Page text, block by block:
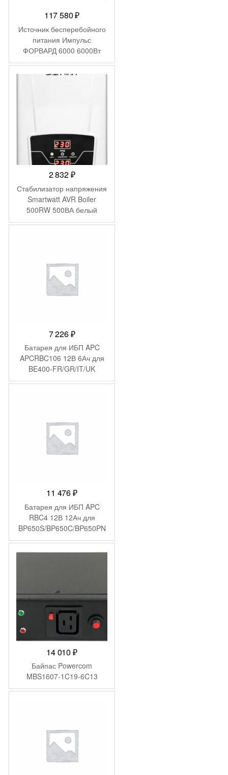
117 580₽
Источник бесперебойного
питания Импульс
ФОРВАРД 6000 6000Вт
6000ВА черный
2 832₽
Стабилизатор напряжения
Smartwatt AVR Boiler
500RW 500ВА белый
7 226₽
Батарея для ИБП APC
APCRBC106 12В 6Ач для
BE400-FR/GR/IT/UK
11 476₽
Батарея для ИБП APC
RBC4 12В 12Ач для
BP650S/BP650C/BP650PN
P/BK650M/BK650S/SU620N
BP650IPNP/BP650SI/SC62
0I/SU620INET/SUVS650I
14 010₽
Байпас Powercom
MBS1607-1C19-6C13